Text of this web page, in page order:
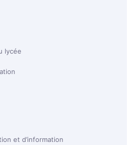
lycée
et d’information